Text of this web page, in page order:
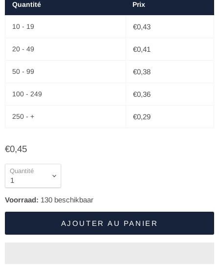
Quantité Prix
10 - 19 €0,43
20 - 49 €0,41
50 - 99 €0,38
100 - 249 €0,36
250 - + €0,29
€0,45
Quantité
Voorraad: 130 beschikbaar
AJOUTER AU PANIER